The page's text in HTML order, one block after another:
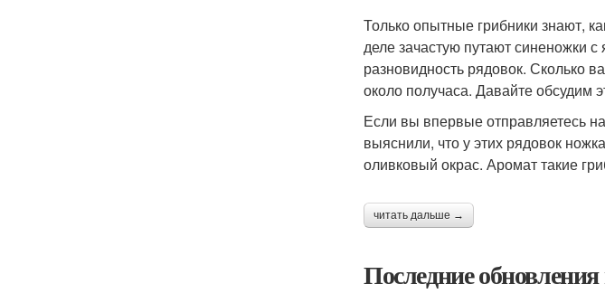
Только опытные грибники знают,
деле зачастую путают синеножки
разновидность рядовок. Сколько
около получаса. Давайте обсудим
Если вы впервые отправляетесь
выяснили, что у этих рядовок
оливковый окрас. Аромат такие
читать дальше →
Последние обновления